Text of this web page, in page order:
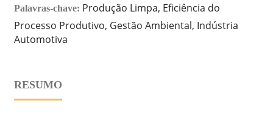
Palavras-chave: Produção Limpa, Eficiência do
Processo Produtivo, Gestão Ambiental, Indústria
Automotiva
RESUMO